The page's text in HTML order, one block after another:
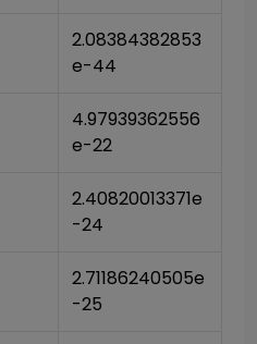
2.08384382853
e-44
4.97939362556
e-22
2.40820013371e
-24
2.71186240505e
-25